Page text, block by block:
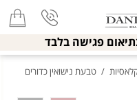
פגישה בלבד
/ טבעת נישואין כדורים